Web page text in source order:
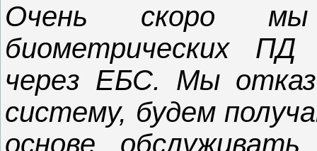
Очень скоро
биометрических ПД
через ЕБС. Мы
систему, будем
основе